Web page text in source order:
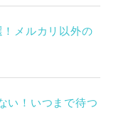
メルカリ以外の
い！いつまで待つ